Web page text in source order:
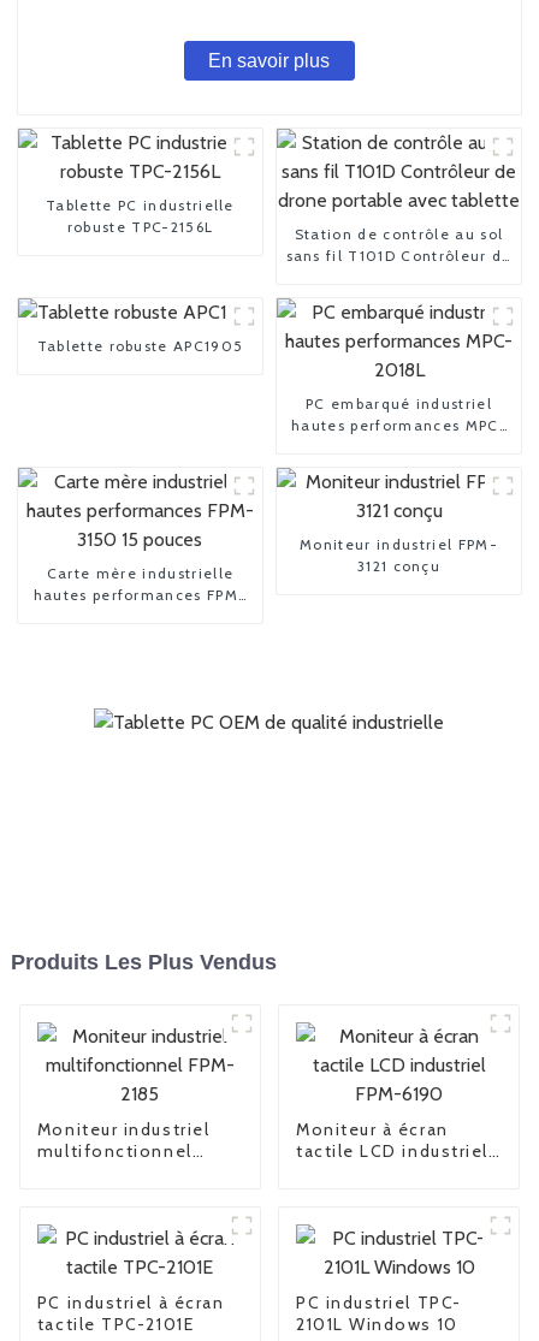
En savoir plus
Tablette PC industrielle
robuste TPC-2156L
Station de contrôle au sol
sans fil T101D Contrôleur de
Tablette robuste APC1905
PC embarqué industriel
hautes performances MPC-
Carte mère industrielle
hautes performances FPM-
Moniteur industriel FPM-
3121 conçu
Produits Les Plus Vendus
Moniteur industriel
multifonctionnel
Moniteur à écran
tactile LCD industriel
PC industriel à écran
tactile TPC-2101E
PC industriel TPC-
2101L Windows 10